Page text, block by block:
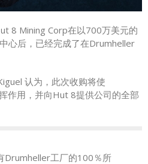
8 Mining Corp在以700万美元的
心后，已经完成了在Drumheller
认为，此次收购将使
作用，并向Hut 8提供公司的全部
Drumheller工厂的100％所